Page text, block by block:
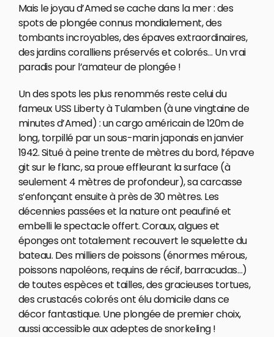
Mais le joyau d’Amed se cache dans la mer : des
spots de plongée connus mondialement, des
tombants incroyables, des épaves extraordinaires,
des jardins coralliens préservés et colorés… Un vrai
paradis pour l’amateur de plongée !
Un des spots les plus renommés reste celui du
fameux USS Liberty à Tulamben (à une vingtaine de
minutes d’Amed) : un cargo américain de 120m de
long, torpillé par un sous-marin japonais en janvier
1942. Situé à peine trente de mètres du bord, l’épave
git sur le flanc, sa proue effleurant la surface (à
seulement 4 mètres de profondeur), sa carcasse
s’enfonçant ensuite à près de 30 mètres. Les
décennies passées et la nature ont peaufiné et
embelli le spectacle offert. Coraux, algues et
éponges ont totalement recouvert le squelette du
bateau. Des milliers de poissons (énormes mérous,
poissons napoléons, requins de récif, barracudas…)
de toutes espèces et tailles, des gracieuses tortues,
des crustacés colorés ont élu domicile dans ce
décor fantastique. Une plongée de premier choix,
aussi accessible aux adeptes de snorkeling !